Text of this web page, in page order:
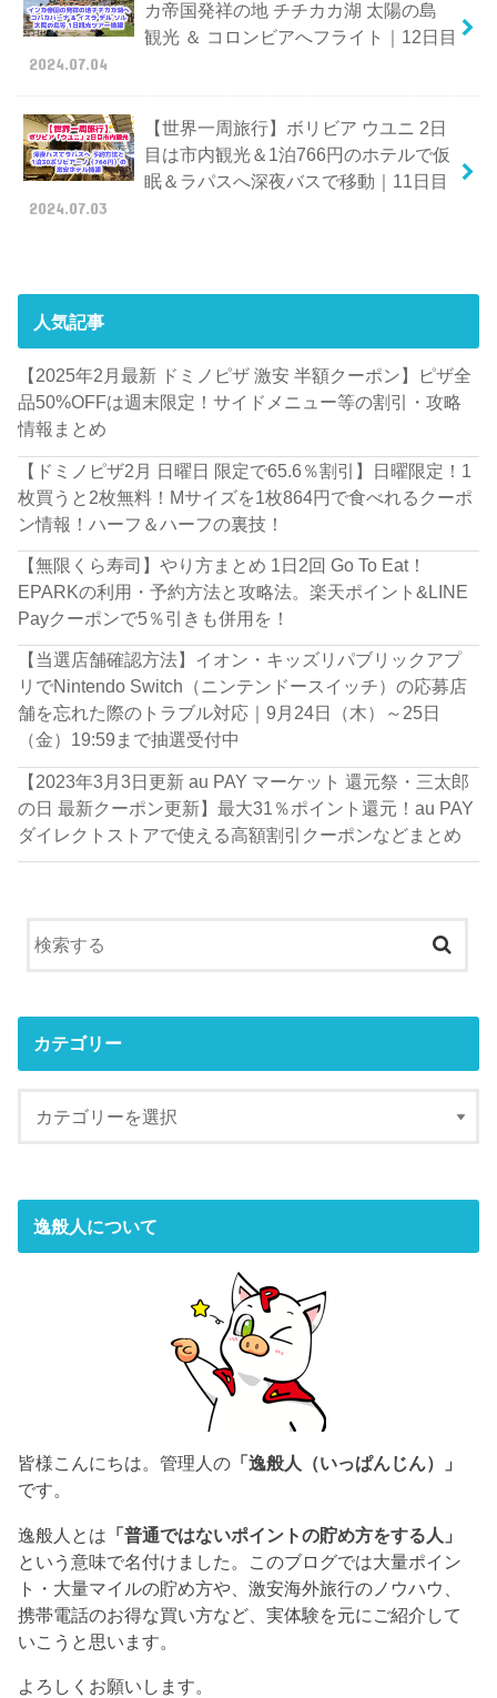
カ帝国発祥の地 チチカカ湖 太陽の島
観光 ＆ コロンビアへフライト｜12日目
2024.07.04
【世界一周旅行】ボリビア ウユニ 2日
目は市内観光＆1泊766円のホテルで仮
眠＆ラパスへ深夜バスで移動｜11日目
2024.07.03
人気記事
【2025年2月最新 ドミノピザ 激安 半額クーポン】ピザ全
品50%OFFは週末限定！サイドメニュー等の割引・攻略
情報まとめ
【ドミノピザ2月 日曜日 限定で65.6％割引】日曜限定！1
枚買うと2枚無料！Mサイズを1枚864円で食べれるクーポ
ン情報！ハーフ＆ハーフの裏技！
【無限くら寿司】やり方まとめ 1日2回 Go To Eat！
EPARKの利用・予約方法と攻略法。楽天ポイント&LINE
Payクーポンで5％引きも併用を！
【当選店舗確認方法】イオン・キッズリパブリックアプ
リでNintendo Switch（ニンテンドースイッチ）の応募店
舗を忘れた際のトラブル対応｜9月24日（木）～25日
（金）19:59まで抽選受付中
【2023年3月3日更新 au PAY マーケット 還元祭・三太郎
の日 最新クーポン更新】最大31％ポイント還元！au PAY
ダイレクトストアで使える高額割引クーポンなどまとめ
カテゴリー
逸般人について
皆様こんにちは。管理人の 「逸般人（いっぱんじん）」
です。
逸般人とは 「普通ではないポイントの貯め方をする人」
という意味で名付けました。このブログでは大量ポイン
ト・大量マイルの貯め方や、激安海外旅行のノウハウ、
携帯電話のお得な買い方など、実体験を元にご紹介して
いこうと思います。
よろしくお願いします。